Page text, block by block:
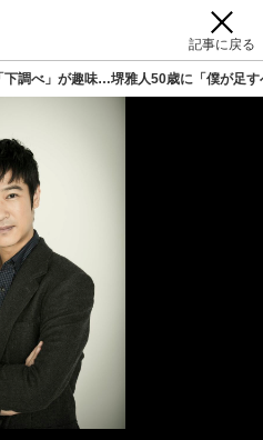
記事に戻る
調べ」が趣味…堺雅人50歳に「僕が足